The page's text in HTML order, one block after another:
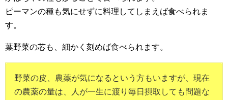
ピーマンの種も気にせずに料理してしまえば食べられま
す。
葉野菜の芯も、細かく刻めば食べられます。
野菜の皮、農薬が気になるという方もいますが、現在
の農薬の量は、人が一生に渡り毎日摂取しても問題な